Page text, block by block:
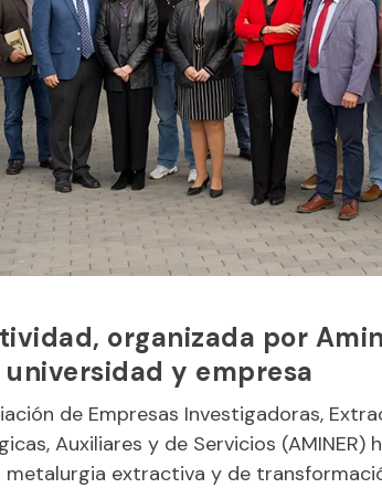
organizada por
y empresa
de Empresas Investigadoras,
Auxiliares y de Servicios (AMINER)
metalurgia extractiva y de